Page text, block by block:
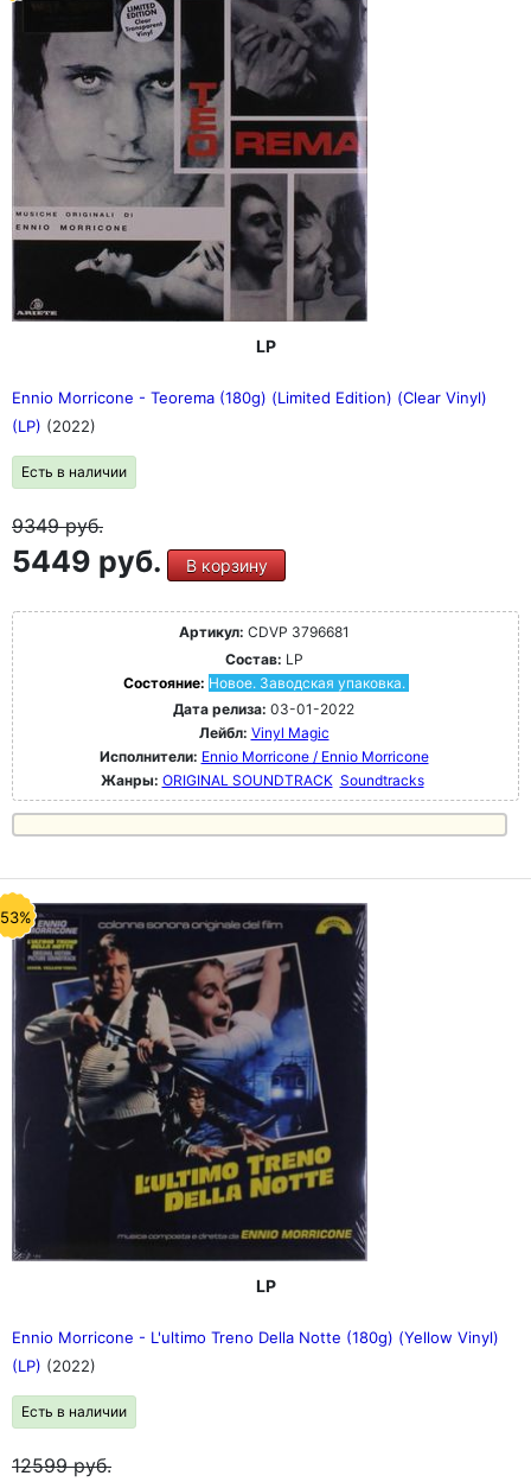
LP
Ennio Morricone - Teorema (180g) (Limited Edition) (Clear Vinyl)
(LP) (2022)
Есть в наличии
9349руб.
5449 руб. В корзину
Артикул: CDVP 3796681
Состав: LP
Состояние: Новое. Заводская упаковка.
Дата релиза: 03-01-2022
Лейбл: Vinyl Magic
Исполнители: Ennio Morricone / Ennio Morricone
Жанры: ORIGINAL SOUNDTRACK Soundtracks
LP
Ennio Morricone - L'ultimo Treno Della Notte (180g) (Yellow Vinyl)
(LP) (2022)
Есть в наличии
12599руб.